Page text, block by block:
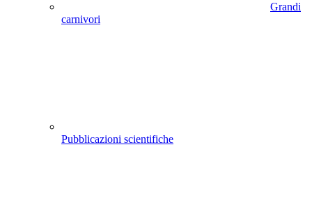
Grandi
carnivori
Pubblicazioni scientifiche